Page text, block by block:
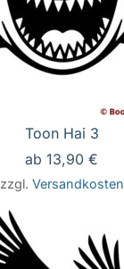
Toon Hai 3
ab 13,90 €
zzgl. Versandkosten